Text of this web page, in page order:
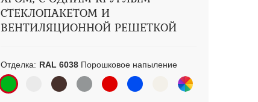
СТЕКЛОПАКЕТОМ И
ВЕНТИЛЯЦИОННОЙ РЕШЕТКОЙ
Отделка: RAL 6038Порошковое напыление